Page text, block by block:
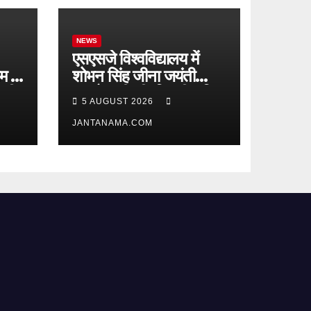
में,
NEWS
एसएसजे विश्वविद्यालय में
शोभन सिंह जीना जयंती
समारोह, पी.सी. तिवारी सहित
मेधावी छात्र हुए सम्मानित
5 AUGUST 2026
JANTANAMA.COM